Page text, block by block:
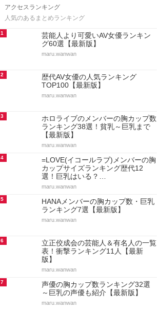
アクセスランキング
人気のあるまとめランキング
1
芸能人より可愛いAV女優ランキン
グ60選【最新版】
maru.wanwan
2
歴代AV女優の人気ランキング
TOP100【最新版】
maru.wanwan
3
ホロライブのメンバーの胸カップ数
ランキング38選！貧乳～巨乳まで
【最新版】
maru.wanwan
4
=LOVE(イコールラブ)メンバーの胸
カップサイズランキング歴代12
選！巨乳はいる？…
maru.wanwan
5
HANAメンバーの胸カップ数・巨乳
ランキング7選【最新版】
maru.wanwan
6
立正佼成会の芸能人＆有名人の一覧
表！衝撃ランキング11人【最新
版】
maru.wanwan
7
声優の胸カップ数ランキング32選
～巨乳の声優も紹介【最新版】
maru.wanwan